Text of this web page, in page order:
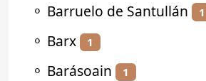
⚬ Barruelo de Santullán 1
⚬ Barx 1
⚬ Barásoain 1